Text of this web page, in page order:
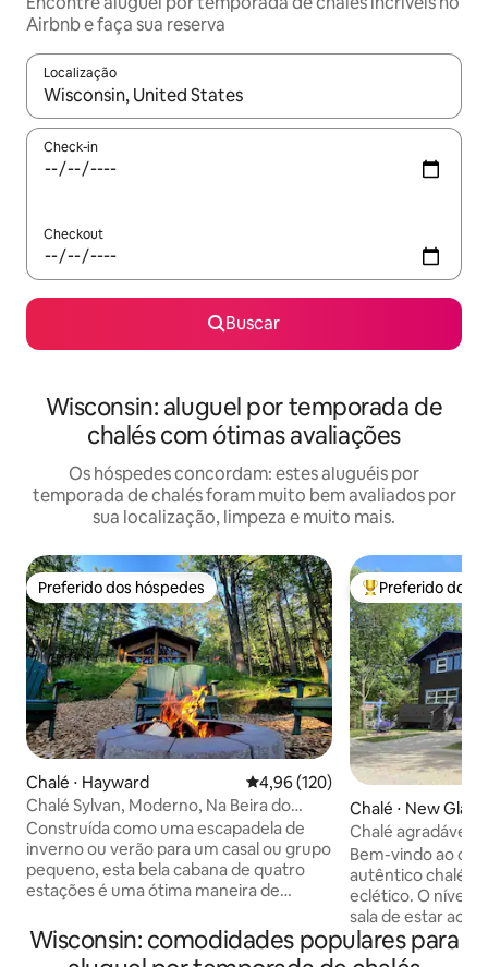
Airbnb e faça sua reserva
Localização
Quando os resultados estiverem disponíveis, explore-os
Check-in
Checkout
Buscar
Wisconsin: aluguel por temporada de
chalés com ótimas avaliações
Os hóspedes concordam: estes aluguéis por
temporada de chalés foram muito bem avaliados por
sua localização, limpeza e muito mais.
Preferido dos hóspedes
Preferido dos hóspedes
Chalé ⋅ Hayward 4,96 de uma avaliação média de
4,96 (120)
Chalé Sylvan, Moderno, Na Beira do
Lago, Perto de Trilhas
Construída como uma escapadela de
inverno ou verão para um casal ou grupo
pequeno, esta bela cabana de quatro
estações é uma ótima maneira de
Wisconsin em um espaço moderno,
bem equipado e esteticamente rico,
Entre os
Preferido dos
Chalé ⋅ New
Chalé agradável
Pequena Suíça
Bem-vindo ao
autêntico chalé
eclético. O nível
sala de estar
completa e área
varanda de 3
Wisconsin: comodidades populares para